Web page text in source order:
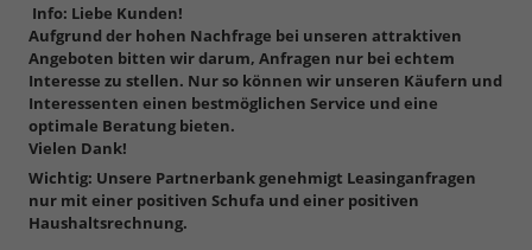
Info: Liebe Kunden!
Aufgrund der hohen Nachfrage bei unseren attraktiven
Angeboten bitten wir darum, Anfragen nur bei echtem
Interesse zu stellen. Nur so können wir unseren Käufern und
Interessenten einen bestmöglichen Service und eine
optimale Beratung bieten.
Vielen Dank!
Wichtig: Unsere Partnerbank genehmigt Leasinganfragen
nur mit einer positiven Schufa und einer positiven
Haushaltsrechnung.